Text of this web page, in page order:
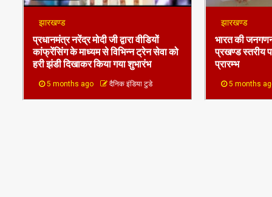
प्रधानमंत्र नरेंद्र मोदी जी द्वारा वीडियों
कांफ्रेंसिंग के माध्यम से विभिन्न ट्रेन सेवा को
हरी झंडी दिखाकर किया गया शुभारंभ
5 months ago दैनिक इंडिया टुडे
भारत की
प्रखण्ड स्तरीय
प्रारम्भ
5 months